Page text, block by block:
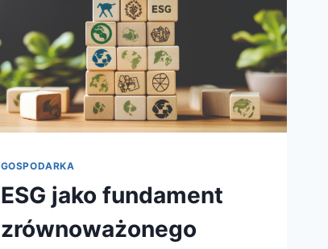
GOSPODARKA
ESG jako fundament
zrównoważonego